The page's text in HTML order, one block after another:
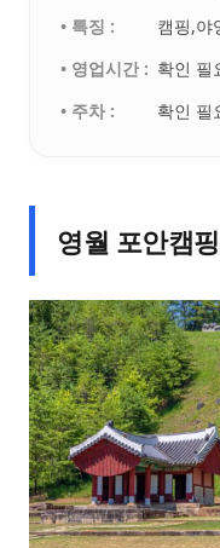
• 특징 :
캠핑,야
• 영업시간 : 확인 필
• 주차 :
확인 필
영월 포안캠